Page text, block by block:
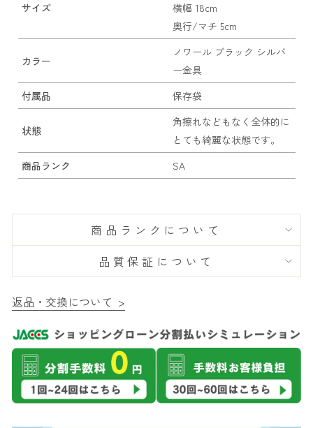
サイズ
横幅 18cm
奥行/マチ 5cm
カラー
ノワール ブラック シルバ
ー金具
付属品
保存袋
状態
角擦れなどもなく全体的に
とても綺麗な状態です。
商品ランク
SA
商品ランクについて
品質保証について
返品・交換について >